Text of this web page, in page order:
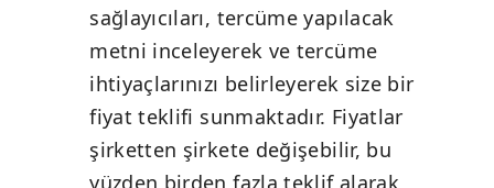
sağlayıcıları, tercüme yapılacak
metni inceleyerek ve tercüme
ihtiyaçlarınızı belirleyerek size bir
fiyat teklifi sunmaktadır. Fiyatlar
şirketten şirkete değişebilir, bu